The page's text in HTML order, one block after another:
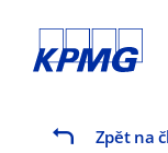
Zpět na